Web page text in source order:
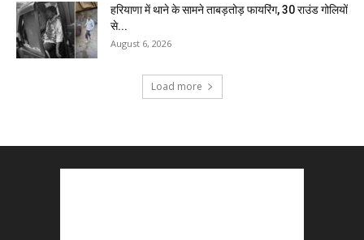
हरियाणा में थाने के सामने ताबड़तोड़ फायरिंग, 30 राउंड गोलियों
से...
August 6, 2026
Load more